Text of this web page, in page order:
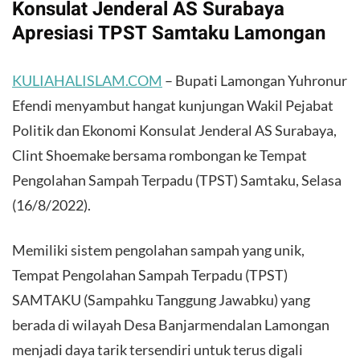
Konsulat Jenderal AS Surabaya
Apresiasi TPST Samtaku Lamongan
KULIAHALISLAM.COM – Bupati Lamongan Yuhronur
Efendi menyambut hangat kunjungan Wakil Pejabat
Politik dan Ekonomi Konsulat Jenderal AS Surabaya,
Clint Shoemake bersama rombongan ke Tempat
Pengolahan Sampah Terpadu (TPST) Samtaku, Selasa
(16/8/2022).
Memiliki sistem pengolahan sampah yang unik,
Tempat Pengolahan Sampah Terpadu (TPST)
SAMTAKU (Sampahku Tanggung Jawabku) yang
berada di wilayah Desa Banjarmendalan Lamongan
menjadi daya tarik tersendiri untuk terus digali